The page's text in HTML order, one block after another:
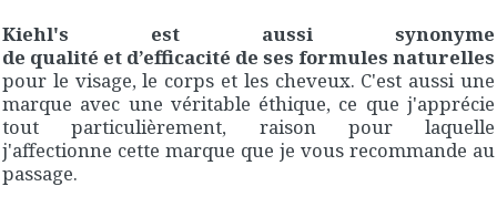
Kiehl's est aussi synonyme
de qualité et d’efficacité de ses formules naturelles
pour le visage, le corps et les cheveux. C'est aussi une
marque avec une véritable éthique, ce que j'apprécie
tout particulièrement, raison pour laquelle
j'affectionne cette marque que je vous recommande au
passage.